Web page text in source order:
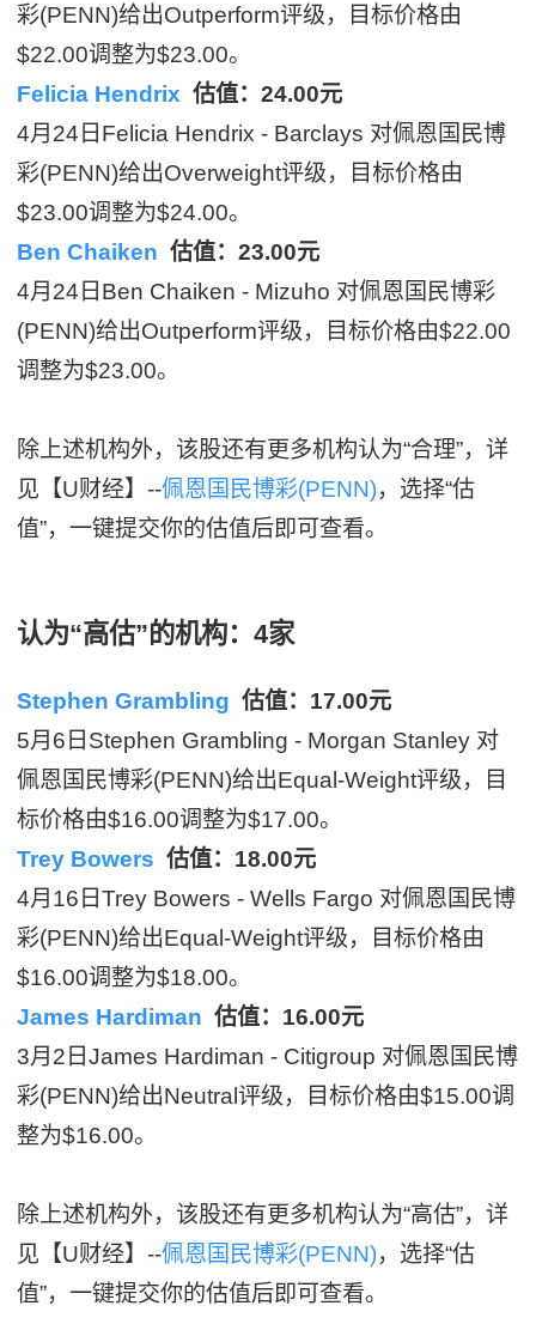
彩(PENN)给出Outperform评级，目标价格由
$22.00调整为$23.00。
Felicia Hendrix 估值：24.00元
4月24日Felicia Hendrix - Barclays 对佩恩国民博
彩(PENN)给出Overweight评级，目标价格由
$23.00调整为$24.00。
Ben Chaiken 估值：23.00元
4月24日Ben Chaiken - Mizuho 对佩恩国民博彩
(PENN)给出Outperform评级，目标价格由$22.00
调整为$23.00。
除上述机构外，该股还有更多机构认为“合理”，详
见【U财经】--佩恩国民博彩(PENN)，选择“估
值”，一键提交你的估值后即可查看。
认为“高估”的机构：4家
Stephen Grambling 估值：17.00元
5月6日Stephen Grambling - Morgan Stanley 对
佩恩国民博彩(PENN)给出Equal-Weight评级，目
标价格由$16.00调整为$17.00。
Trey Bowers 估值：18.00元
4月16日Trey Bowers - Wells Fargo 对佩恩国民博
彩(PENN)给出Equal-Weight评级，目标价格由
$16.00调整为$18.00。
James Hardiman 估值：16.00元
3月2日James Hardiman - Citigroup 对佩恩国民博
彩(PENN)给出Neutral评级，目标价格由$15.00调
整为$16.00。
除上述机构外，该股还有更多机构认为“高估”，详
见【U财经】--佩恩国民博彩(PENN)，选择“估
值”，一键提交你的估值后即可查看。